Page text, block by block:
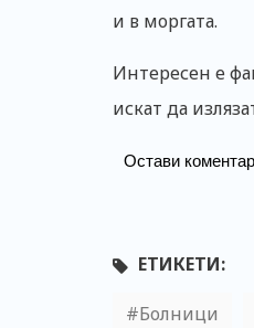
и в моргата.
Интересен е
искат да
Остави
ЕТИКЕТИ:
Болници